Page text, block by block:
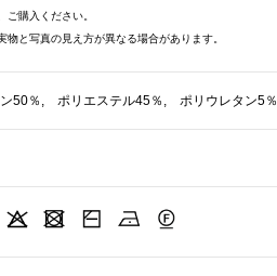
ご購入ください。
と写真の見え方が異なる場合があります。
ン50％, ポリエステル45％, ポリウレタン5％